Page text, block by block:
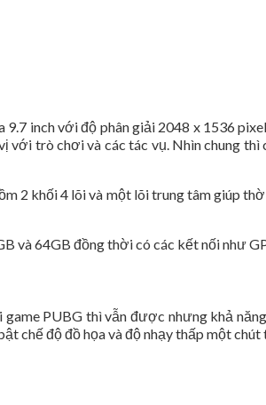
9.7 inch với độ phân giải 2048 x 1536
với trò chơi và các tác vụ. Nhìn chung
2 khối 4 lõi và một lõi trung tâm giúp
và 64GB đồng thời có các kết nối như
PUBG thì vẫn được nhưng khả
chế độ đồ họa và độ nhạy thấp một chút